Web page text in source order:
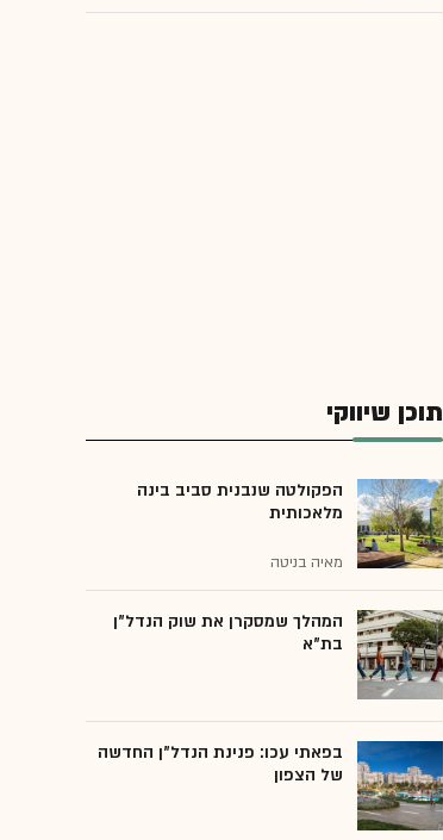
תוכן שיווקי
הפקולטה שנבנית סביב בינה
מלאכותית
מאיה בניטה
המהלך שמסקרן את שוק הנדל"ן
בת"א
בפאתי עכו: פנינת הנדל"ן החדשה
של הצפון